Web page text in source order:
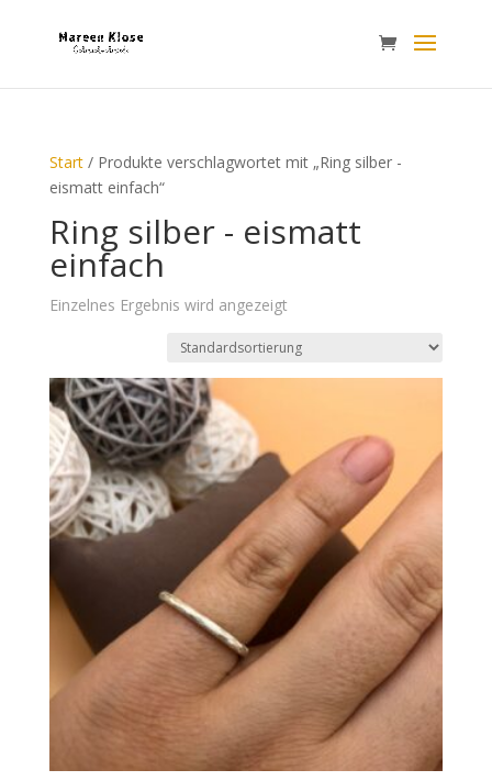
Start/ Produkte verschlagwortet mit „Ring silber -
eismatt einfach“
Ring silber - eismatt
einfach
Einzelnes Ergebnis wird angezeigt